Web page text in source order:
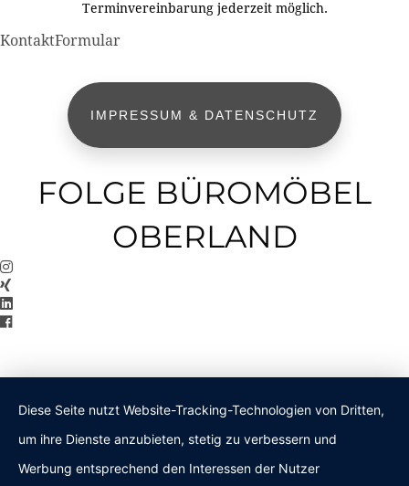
Terminvereinbarung jederzeit möglich.
KontaktFormular
IMPRESSUM & DATENSCHUTZ
FOLGE BÜROMÖBEL
OBERLAND
Diese Seite nutzt Website-Tracking-Technologien von Dritten,
um ihre Dienste anzubieten, stetig zu verbessern und
Werbung entsprechend den Interessen der Nutzer